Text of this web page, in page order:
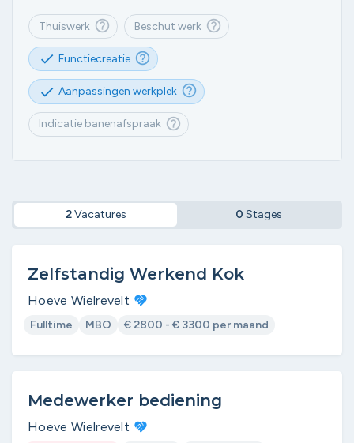
Thuiswerk help_outlined Beschut werk help_outlined
check Functiecreatie help_outlined
check Aanpassingen werkplek help_outlined
Indicatie banenafspraak help_outlined
2Vacatures 0 Stages
Zelfstandig Werkend Kok
Hoeve Wielrevelt
Fulltime MBO € 2800 - € 3300 per maand
Medewerker bediening
Hoeve Wielrevelt